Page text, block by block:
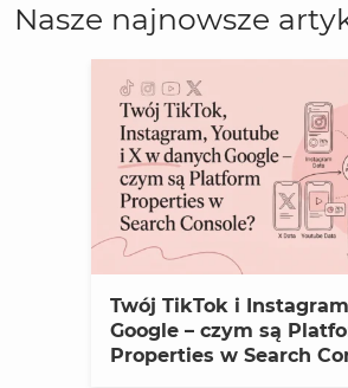
Nasze najnowsze
Twój TikTok i
Google – czym są
Properties w Search